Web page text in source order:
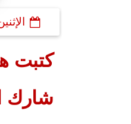
الإثنين، 23
كتبت
شارك